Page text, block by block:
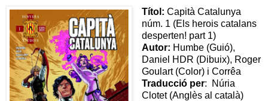
Títol: Capità Catalunya
núm. 1 (Els herois catalans
desperten! part 1)
Autor: Humbe (Guió),
Daniel HDR (Dibuix), Roger
Goulart (Color) i Corrêa
Traducció per: Núria
Clotet (Anglès al català)